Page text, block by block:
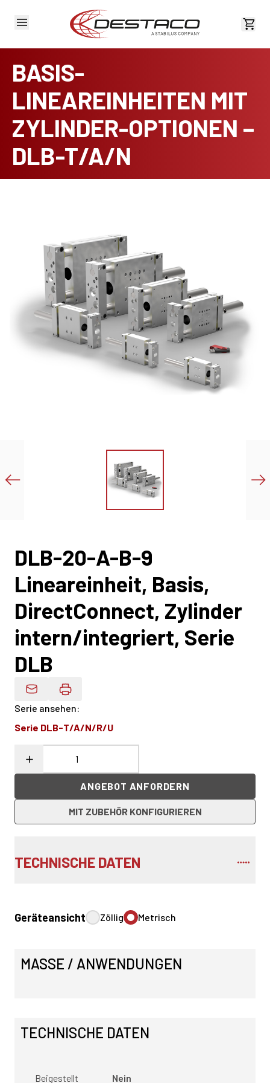
BASIS-
LINEAREINHEITEN MIT
ZYLINDER-OPTIONEN –
DLB-T/A/N
DLB-20-A-B-9
Lineareinheit, Basis,
DirectConnect, Zylinder
intern/integriert, Serie
DLB
Produktdaten Per E-Mail
Serie ansehen:
Serie DLB-T/A/N/R/U
ANGEBOT ANFORDERN
MIT ZUBEHÖR KONFIGURIEREN
TECHNISCHE DATEN
Geräteansicht Zöllig Metrisch
MASSE / ANWENDUNGEN
TECHNISCHE DATEN
Beigestellt Nein